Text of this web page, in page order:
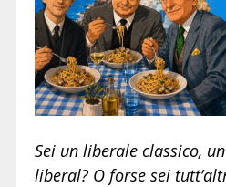
Sei un liberale classico,
liberal? O forse sei